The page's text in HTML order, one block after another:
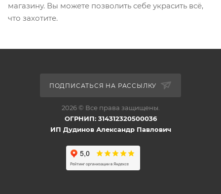
магазину. Вы можете позволить себе украсить всё,
что захотите.
ПОДПИСАТЬСЯ НА РАССЫЛКУ
2026 © Все права защищены.
ОГРНИП: 314312320500036
ИП Дудинов Александр Павлович